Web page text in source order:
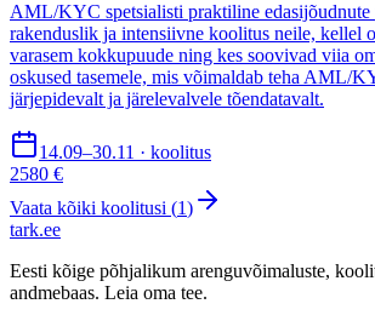
AML/KYC spetsialisti praktiline edasijõudnute
rakenduslik ja intensiivne koolitus neile, kellel
varasem kokkupuude ning kes soovivad viia
oskused tasemele, mis võimaldab teha AML/
järjepidevalt ja järelevalvele tõendatavalt.
14.09–30.11 · koolitus
2580 €
Vaata kõiki koolitusi (1)
tark.ee
Eesti kõige põhjalikum arenguvõimaluste,
andmebaas. Leia oma tee.